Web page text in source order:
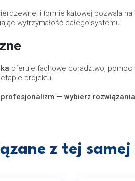
i formie kątowej pozwala
wytrzymałość całego systemu.
oferuje fachowe doradztwo, pomoc
projektu.
profesjonalizm — wybierz
z tej